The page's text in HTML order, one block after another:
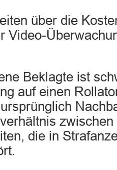
über die
Video-
Beklagte ist
auf einen
die in